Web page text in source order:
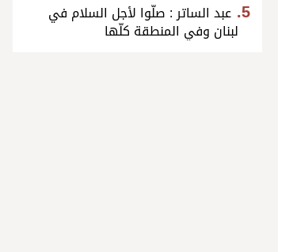
عبد الساتر : صلّوا لأجل السلام في
لبنان وفي المنطقة كلّها